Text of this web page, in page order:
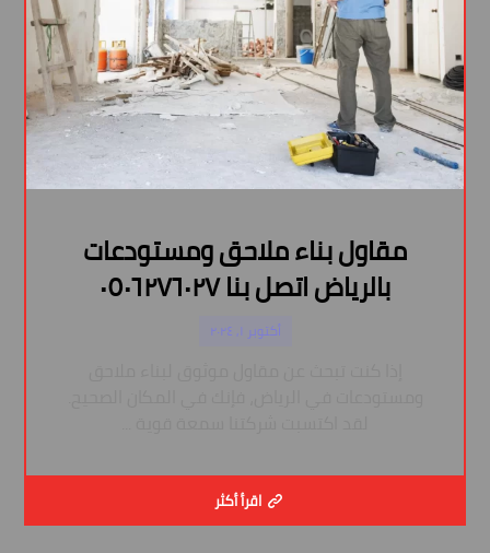
مقاول بناء ملاحق ومستودعات
بالرياض اتصل بنا ٠٥٠٦٢٧٦٠٢٧
أكتوبر ١, ٢٠٢٤
اقرأ أكثر